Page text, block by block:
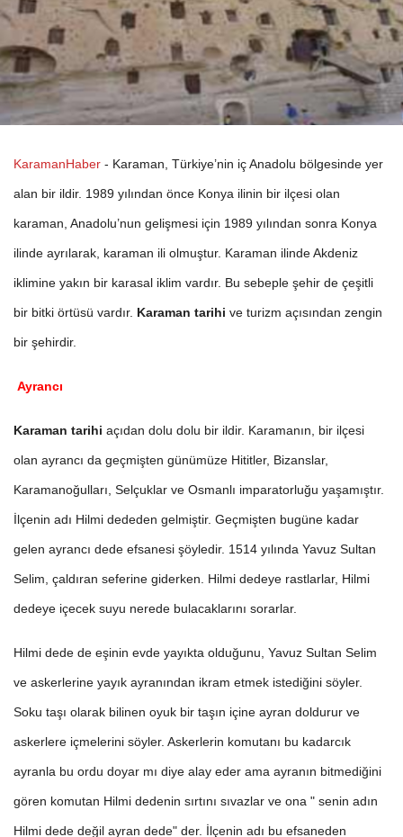
KaramanHaber - Karaman, Türkiye’nin iç Anadolu bölgesinde yer
alan bir ildir. 1989 yılından önce Konya ilinin bir ilçesi olan
karaman, Anadolu’nun gelişmesi için 1989 yılından sonra Konya
ilinde ayrılarak, karaman ili olmuştur. Karaman ilinde Akdeniz
iklimine yakın bir karasal iklim vardır. Bu sebeple şehir de çeşitli
bir bitki örtüsü vardır. Karaman tarihi ve turizm açısından zengin
bir şehirdir.
Ayrancı
Karaman tarihi açıdan dolu dolu bir ildir. Karamanın, bir ilçesi
olan ayrancı da geçmişten günümüze Hititler, Bizanslar,
Karamanoğulları, Selçuklar ve Osmanlı imparatorluğu yaşamıştır.
İlçenin adı Hilmi dededen gelmiştir. Geçmişten bugüne kadar
gelen ayrancı dede efsanesi şöyledir. 1514 yılında Yavuz Sultan
Selim, çaldıran seferine giderken. Hilmi dedeye rastlarlar, Hilmi
dedeye içecek suyu nerede bulacaklarını sorarlar.
Hilmi dede de eşinin evde yayıkta olduğunu, Yavuz Sultan Selim
ve askerlerine yayık ayranından ikram etmek istediğini söyler.
Soku taşı olarak bilinen oyuk bir taşın içine ayran doldurur ve
askerlere içmelerini söyler. Askerlerin komutanı bu kadarcık
ayranla bu ordu doyar mı diye alay eder ama ayranın bitmediğini
gören komutan Hilmi dedenin sırtını sıvazlar ve ona " senin adın
Hilmi dede değil ayran dede" der. İlçenin adı bu efsaneden